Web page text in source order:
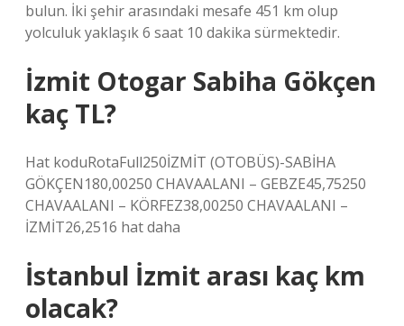
bulun. İki şehir arasındaki mesafe 451 km olup
yolculuk yaklaşık 6 saat 10 dakika sürmektedir.
İzmit Otogar Sabiha Gökçen
kaç TL?
Hat koduRotaFull250İZMİT (OTOBÜS)-SABİHA
GÖKÇEN180,00250 CHAVAALANI – GEBZE45,75250
CHAVAALANI – KÖRFEZ38,00250 CHAVAALANI –
İZMİT26,2516 hat daha
İstanbul İzmit arası kaç km
olacak?